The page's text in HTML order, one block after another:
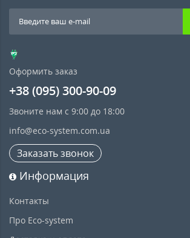
Оформить заказ
+38 (095) 300-90-09
Звоните нам с 9:00 до 18:00
info@eco-system.com.ua
Заказать звонок
Информация
Контакты
Про Eco-system